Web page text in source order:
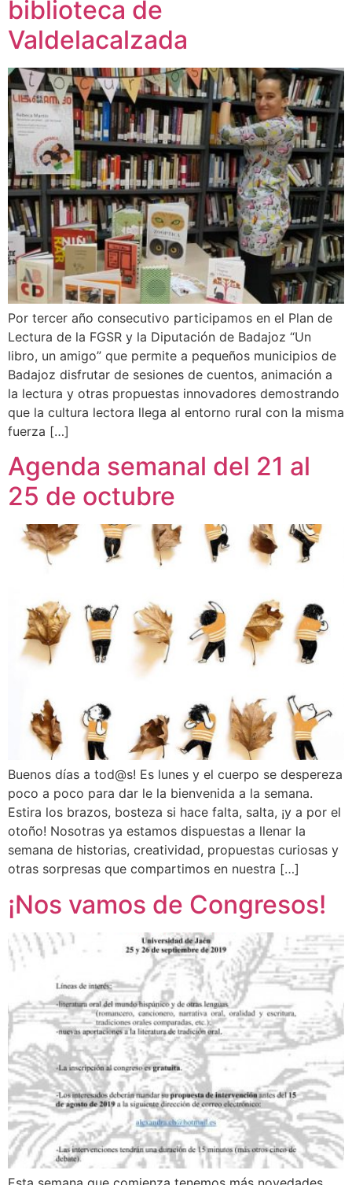
biblioteca de
Valdelacalzada
Por tercer año consecutivo participamos en el Plan de
Lectura de la FGSR y la Diputación de Badajoz “Un
libro, un amigo” que permite a pequeños municipios de
Badajoz disfrutar de sesiones de cuentos, animación a
la lectura y otras propuestas innovadores demostrando
que la cultura lectora llega al entorno rural con la misma
fuerza […]
Agenda semanal del 21 al
25 de octubre
Buenos días a tod@s! Es lunes y el cuerpo se despereza
poco a poco para dar le la bienvenida a la semana.
Estira los brazos, bosteza si hace falta, salta, ¡y a por el
otoño! Nosotras ya estamos dispuestas a llenar la
semana de historias, creatividad, propuestas curiosas y
otras sorpresas que compartimos en nuestra […]
¡Nos vamos de Congresos!